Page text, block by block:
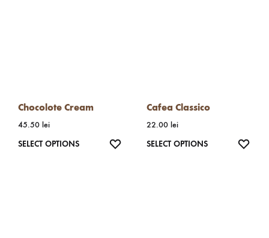
Chocolote Cream
45.50 lei
SELECT OPTIONS
WISHLIST
Cafea Classico
22.00 lei
SELECT OPTIONS